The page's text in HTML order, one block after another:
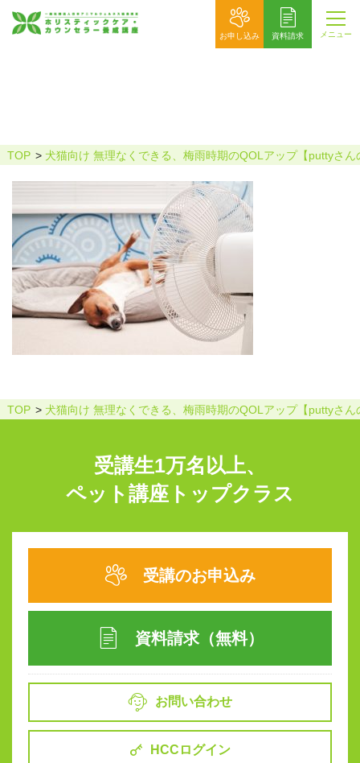
お申し込み 資料請求 メニュー
TOP 犬猫向け 無理なくできる、梅雨時期のQOLアップ【puttyさ
TOP 犬猫向け 無理なくできる、梅雨時期のQOLアップ【puttyさ
受講生1万名以上、
ペット講座トップクラス
受講のお申込み
資料請求（無料）
お問い合わせ
HCCログイン